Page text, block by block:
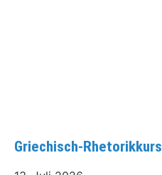
Griechisch-Rhetorikkurs